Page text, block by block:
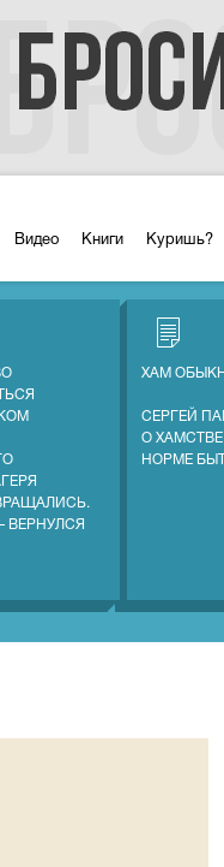
Видео Книги Куришь?
ВЕРНУЛСЯ
ХАМ
СЕРГЕЙ
О ХАМСТВЕ
НОРМЕ